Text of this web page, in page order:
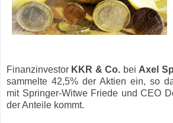
Finanzinvestor KKR & Co. bei Axel
sammelte 42,5% der Aktien ein, so
mit Springer-Witwe Friede und CEO
der Anteile kommt.